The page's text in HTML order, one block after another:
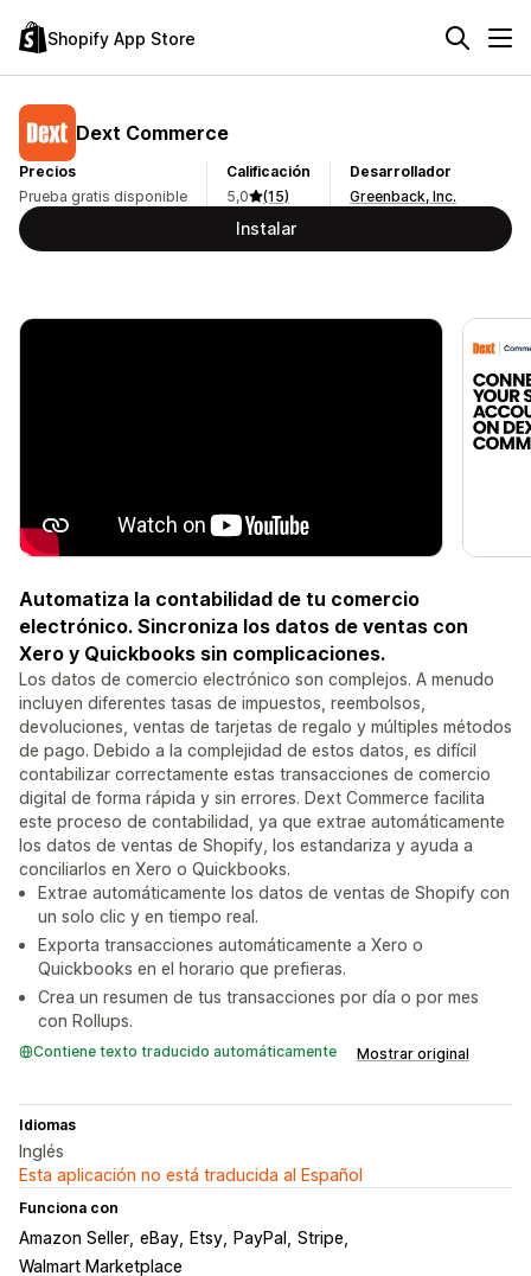
Shopify App Store
Dext Commerce
Precios
Prueba gratis disponible
Calificación
5,0
(15)
Desarrollador
Greenback, Inc.
Instalar
Automatiza la contabilidad de tu comercio
electrónico. Sincroniza los datos de ventas con
Xero y Quickbooks sin complicaciones.
Los datos de comercio electrónico son complejos. A menudo
incluyen diferentes tasas de impuestos, reembolsos,
devoluciones, ventas de tarjetas de regalo y múltiples métodos
de pago. Debido a la complejidad de estos datos, es difícil
contabilizar correctamente estas transacciones de comercio
digital de forma rápida y sin errores. Dext Commerce facilita
este proceso de contabilidad, ya que extrae automáticamente
los datos de ventas de Shopify, los estandariza y ayuda a
conciliarlos en Xero o Quickbooks.
Extrae automáticamente los datos de ventas de Shopify con
un solo clic y en tiempo real.
Exporta transacciones automáticamente a Xero o
Quickbooks en el horario que prefieras.
Crea un resumen de tus transacciones por día o por mes
con Rollups.
Contiene texto traducido automáticamente Mostrar original
Idiomas
Inglés
Esta aplicación no está traducida al Español
Funciona con
Amazon Seller eBay Etsy PayPal
Stripe
Walmart Marketplace